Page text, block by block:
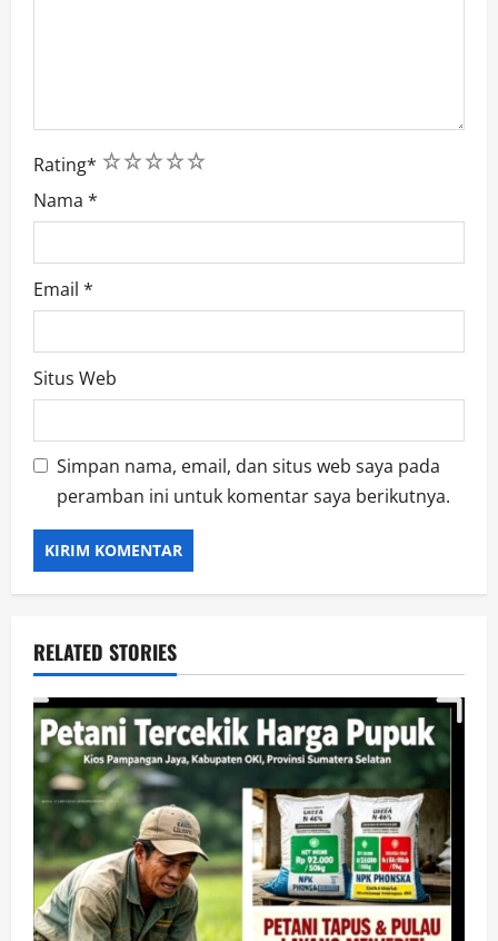
Rating* 5
4
3
2
1
Nama *
Email *
Situs Web
Simpan nama, email, dan situs web saya pada
peramban ini untuk komentar saya berikutnya.
RELATED STORIES